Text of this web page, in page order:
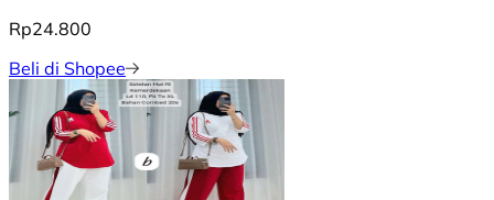
Rp24.800
Beli di Shopee